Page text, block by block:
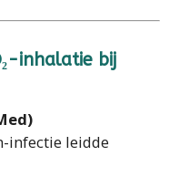
inhalatie bij
infectie leidde